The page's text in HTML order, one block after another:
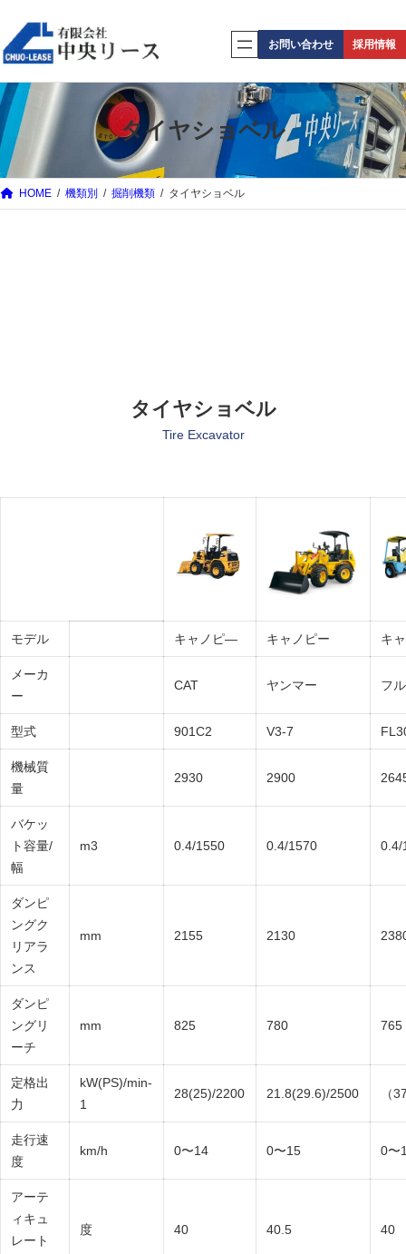
容
を
ス
キ
ッ
プ
お問い合わせ 採用情報
タイヤショベル
HOME 機類別 掘削機類 タイヤショベル
タイヤショベル
Tire Excavator
モデル キャノピ— キャノピー キ
メーカ
ー
CAT ヤンマー フ
型式 901C2 V3-7
機械質
量
2930 2900
バケッ
ト容量/
幅
m3 0.4/1550 0.4/1570 0.4/
ダンピ
ングク
リアラ
ンス
mm 2155 2130
ダンピ
ングリ
ーチ
mm 825 780 765
定格出
力
kW(PS)/min-
1
28(25)/2200 21.8(29.6)/2500 （
走行速
度
km/h 0〜14 0〜15 0〜
アーテ
ィキュ
レート
度 40 40.5 40